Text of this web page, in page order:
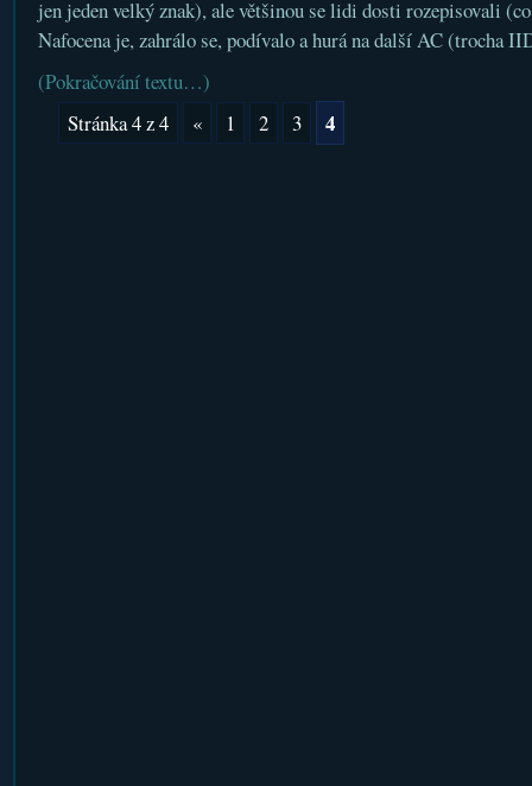
jen jeden velký znak), ale většinou se lidi dosti rozepisovali
Nafocena je, zahrálo se, podívalo a hurá na další AC (trocha
(Pokračování textu…)
Stránka 4 z 4
« 1 2 3 4